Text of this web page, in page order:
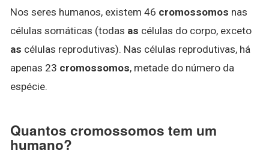
Nos seres humanos, existem 46 cromossomos nas
células somáticas (todas as células do corpo, exceto
as células reprodutivas). Nas células reprodutivas, há
apenas 23 cromossomos, metade do número da
espécie.
Quantos cromossomos tem um
humano?